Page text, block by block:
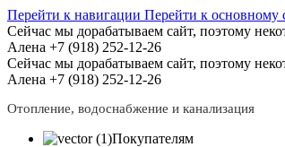
Перейти к навигации Перейти к основному
Сейчас мы дорабатываем сайт, поэтому
Алена +7 (918) 252-12-26
Сейчас мы дорабатываем сайт, поэтому
Алена +7 (918) 252-12-26
Отопление, водоснабжение и канализация
Покупателям